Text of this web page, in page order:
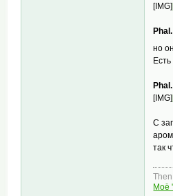
[IMG]
но
Есть
[IMG]
С
так
Моё